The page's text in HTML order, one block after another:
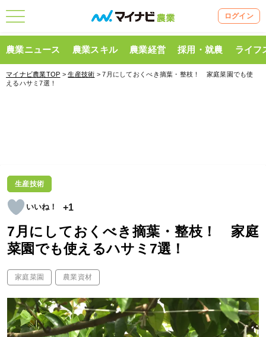
ログイン
農業ニュース 農業スキル 農業経営 採用・就農 ライフ
マイナビ農業TOP >生産技術 > 7月にしておくべき摘葉・整枝！ 家庭菜園でも使
えるハサミ7選！
生産技術
+1
7月にしておくべき摘葉・整枝！ 家庭
菜園でも使えるハサミ7選！
家庭菜園 農業資材